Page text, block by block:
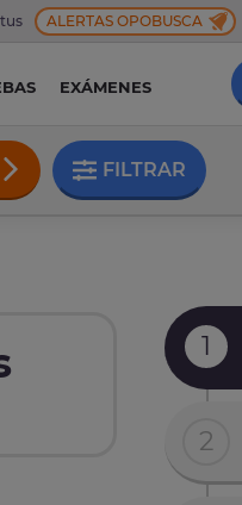
ALERTAS OPOBUSCA
EXÁMENES
FILTRAR
1
2